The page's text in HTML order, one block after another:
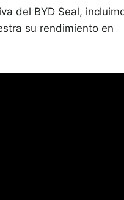
del BYD Seal,
su rendimiento en